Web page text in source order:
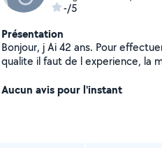
-/5
Présentation
Bonjour, j Ai 42 ans. Pour
qualite il faut de l experience, la
tout Corp d etat, jardínnage,
Aucun avis pour l'instant